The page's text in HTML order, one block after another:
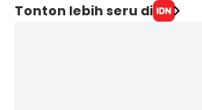
Tonton lebih seru di